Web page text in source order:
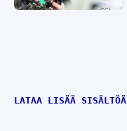
LATAA LISÄÄ SISÄLTÖÄ